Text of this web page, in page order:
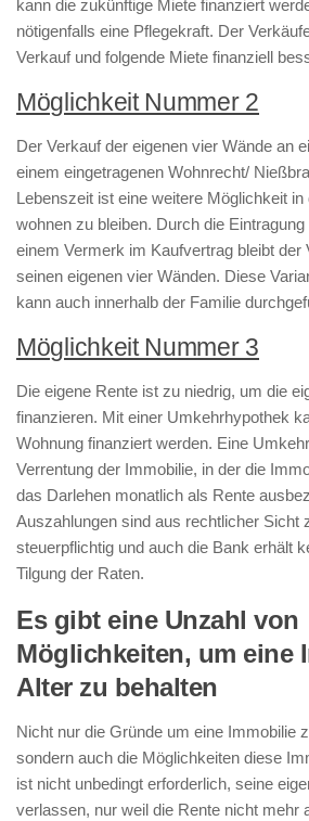
kann die zukünftige Miete finanziert
nötigenfalls eine Pflegekraft. Der
Verkauf und folgende Miete finanziell
Möglichkeit Nummer 2
Der Verkauf der eigenen vier Wände an
einem eingetragenen Wohnrecht/
Lebenszeit ist eine weitere Möglichkeit
wohnen zu bleiben. Durch die
einem Vermerk im Kaufvertrag bleibt der
seinen eigenen vier Wänden. Diese
kann auch innerhalb der Familie
Möglichkeit Nummer 3
Die eigene Rente ist zu niedrig, um die
finanzieren. Mit einer Umkehrhypothek
Wohnung finanziert werden. Eine
Verrentung der Immobilie, in der die
das Darlehen monatlich als Rente
Auszahlungen sind aus rechtlicher Sicht
steuerpflichtig und auch die Bank erhält
Tilgung der Raten.
Es gibt eine Unzahl von
Möglichkeiten, um eine
Alter zu behalten
Nicht nur die Gründe um eine Immobilie
sondern auch die Möglichkeiten diese
ist nicht unbedingt erforderlich, seine
verlassen, nur weil die Rente nicht mehr